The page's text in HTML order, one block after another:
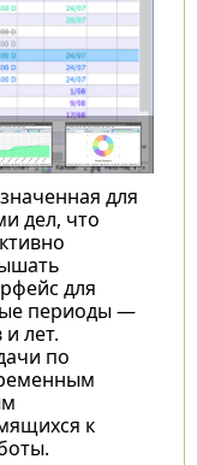
для
дел, что
для
периоды —
лет.
по
к